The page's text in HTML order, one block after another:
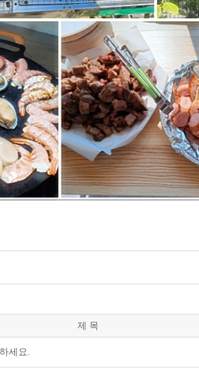
제 목
세요.